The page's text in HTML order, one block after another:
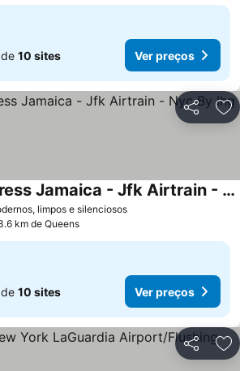
10 sites Ver preços
Partilhar
limpos e silenciososVer preços
Holiday Inn Express Jamaica - Jfk Airtrain - Nyc By Ihg
km de Queens
10 sites Ver preços
Partilhar